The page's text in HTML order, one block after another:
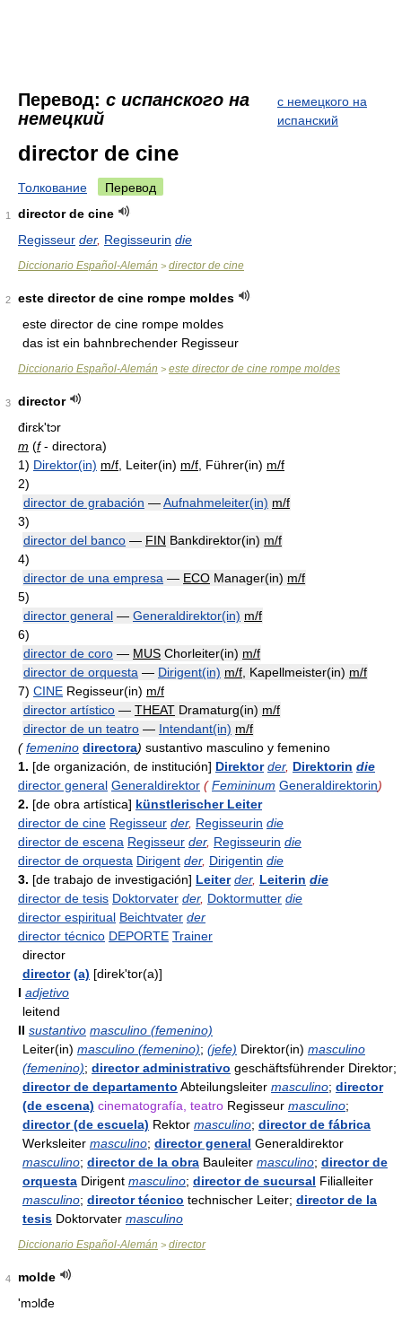
Перевод: с испанского на
немецкий
с немецкого на
испанский
director de cine
Толкование Перевод
1
director de cine
Regisseur der, Regisseurin die
Diccionario Español-Alemán > director de cine
2
este director de cine rompe moldes
este director de cine rompe moldes
das ist ein bahnbrechender Regisseur
Diccionario Español-Alemán > este director de cine rompe moldes
3
director
đirɛk'tɔr
m (f- directora)
1) Direktor(in) m/f , Leiter(in) m/f , Führer(in) m/f
2)
director de grabación —Aufnahmeleiter(in) m/f
3)
director del banco — FIN Bankdirektor(in) m/f
4)
director de una empresa — ECO Manager(in) m/f
5)
director general — Generaldirektor(in) m/f
6)
director de coro — MUS Chorleiter(in) m/f
director de orquesta — Dirigent(in) m/f , Kapellmeister(in) m/f
7) CINE Regisseur(in) m/f
director artístico — THEAT Dramaturg(in) m/f
director de un teatro — Intendant(in) m/f
( femenino directora) sustantivo masculino y femenino
1. [de organización, de institución] Direktor der, Direktorin die
director general Generaldirektor ( Femininum Generaldirektorin)
2. [de obra artística] künstlerischer Leiter
director de cine Regisseur der, Regisseurin die
director de escena Regisseur der, Regisseurin die
director de orquesta Dirigent der, Dirigentin die
3. [de trabajo de investigación] Leiter der, Leiterin die
director de tesis Doktorvater der, Doktormutter die
director espiritual Beichtvater der
director técnico DEPORTE Trainer
director
director (a) [direk'tor(a)]
I adjetivo
leitend
II sustantivo masculino (femenino)
Leiter(in) masculino (femenino); (jefe) Direktor(in) masculino
(femenino); director administrativo geschäftsführender Direktor;
director de departamento Abteilungsleiter masculino; director
(de escena) cinematografía, teatro Regisseur masculino;
director (de escuela) Rektor masculino; director de fábrica
Werksleiter masculino; director general Generaldirektor
masculino; director de la obra Bauleiter masculino; director de
orquesta Dirigent masculino; director de sucursal Filialleiter
masculino; director técnico technischer Leiter; director de la
tesis Doktorvater masculino
Diccionario Español-Alemán > director
4
molde
'mɔlđe